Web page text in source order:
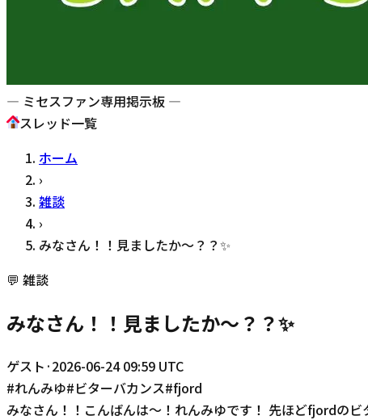
— ミセスファン専用掲示板 —
スレッド一覧
ホーム
›
雑談
›
みなさん！！見ましたか〜？？✨
💬 雑談
みなさん！！見ましたか〜？？✨
ゲスト ·2026-06-24 09:59 UTC
#れんみゆ#ビターバカンス#fjord
みなさん！！こんばんは〜！れんみゆです！ 先ほどfjordの